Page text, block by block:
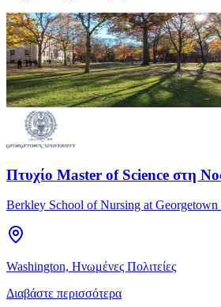
Πτυχίο Master of Science στη
Berkley School of Nursing at
Washington, Ηνωμένες Πολιτείες
Διαβάστε περισσότερα